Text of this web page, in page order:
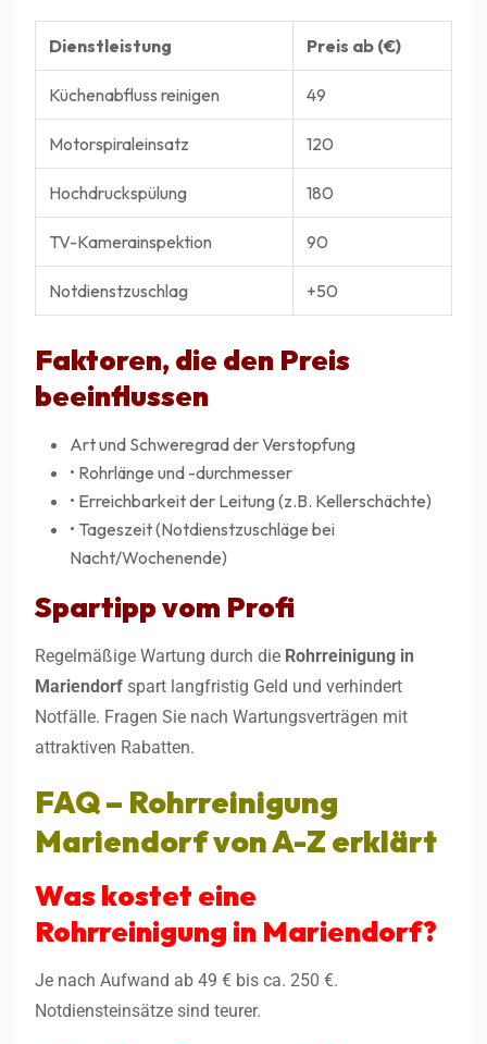
Dienstleistung Preis ab (€)
Küchenabfluss reinigen 49
Motorspiraleinsatz 120
Hochdruckspülung 180
TV-Kamerainspektion 90
Notdienstzuschlag +50
Faktoren, die den Preis
beeinflussen
Art und Schweregrad der Verstopfung
• Rohrlänge und -durchmesser
• Erreichbarkeit der Leitung (z.B. Kellerschächte)
• Tageszeit (Notdienstzuschläge bei
Nacht/Wochenende)
Spartipp vom Profi
Regelmäßige Wartung durch die Rohrreinigung in
Mariendorf spart langfristig Geld und verhindert
Notfälle. Fragen Sie nach Wartungsverträgen mit
attraktiven Rabatten.
FAQ – Rohrreinigung
Mariendorfvon A-Z erklärt
Was kostet eine
Rohrreinigung in Mariendorf?
Je nach Aufwand ab 49 € bis ca. 250 €.
Notdiensteinsätze sind teurer.